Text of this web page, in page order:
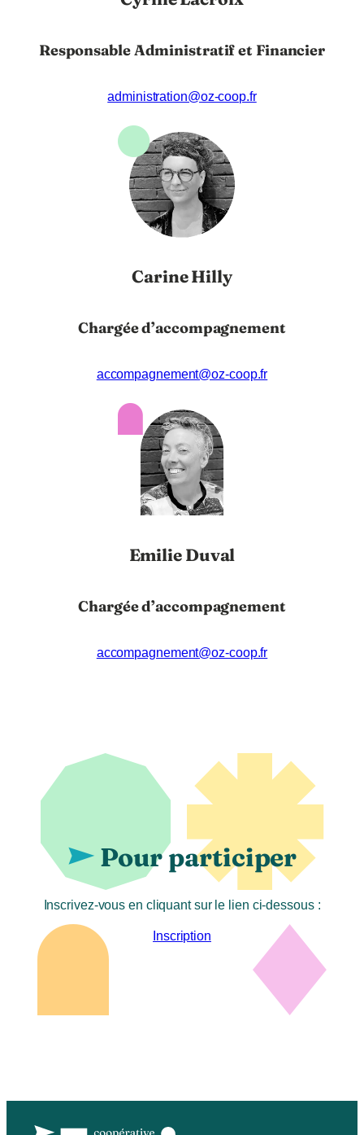
Responsable Administratif et Financier
administration@oz-coop.fr
Carine Hilly
Chargée d’accompagnement
accompagnement@oz-coop.fr
Emilie Duval
Chargée d’accompagnement
accompagnement@oz-coop.fr
Pour participer
Inscrivez-vous en cliquant sur le lien ci-dessous :
Inscription